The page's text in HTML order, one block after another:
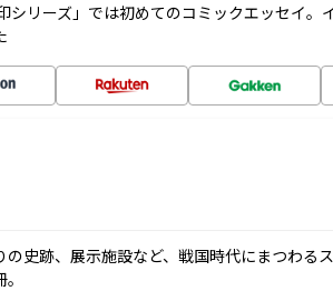
シリーズ」では初めてのコミックエッセイ。
の史跡、展示施設など、戦国時代にまつわる